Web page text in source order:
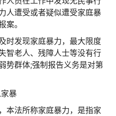
人遭受或者疑似遭受家庭暴
案。
时发现家庭暴力，最大限度
智老人、残障人士等没有行
势群体;强制报告义务是对第
暴
本法所称家庭暴力，是指家